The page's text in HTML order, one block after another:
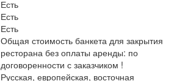
Есть
Есть
Есть
Общая стоимость банкета для закрытия
ресторана без оплаты аренды: по
договоренности с заказчиком !
Русская, европейская, восточная